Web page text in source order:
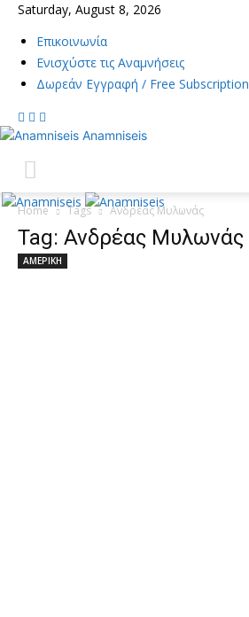
Saturday, August 8, 2026
Επικοινωνία
Ενισχύστε τις Αναμνήσεις
Δωρεάν Εγγραφή / Free Subscription
Anamniseis
Home Tags Ανδρέας Μυλωνάς
Tag: Ανδρέας Μυλωνάς
ΑΜΕΡΙΚΗ